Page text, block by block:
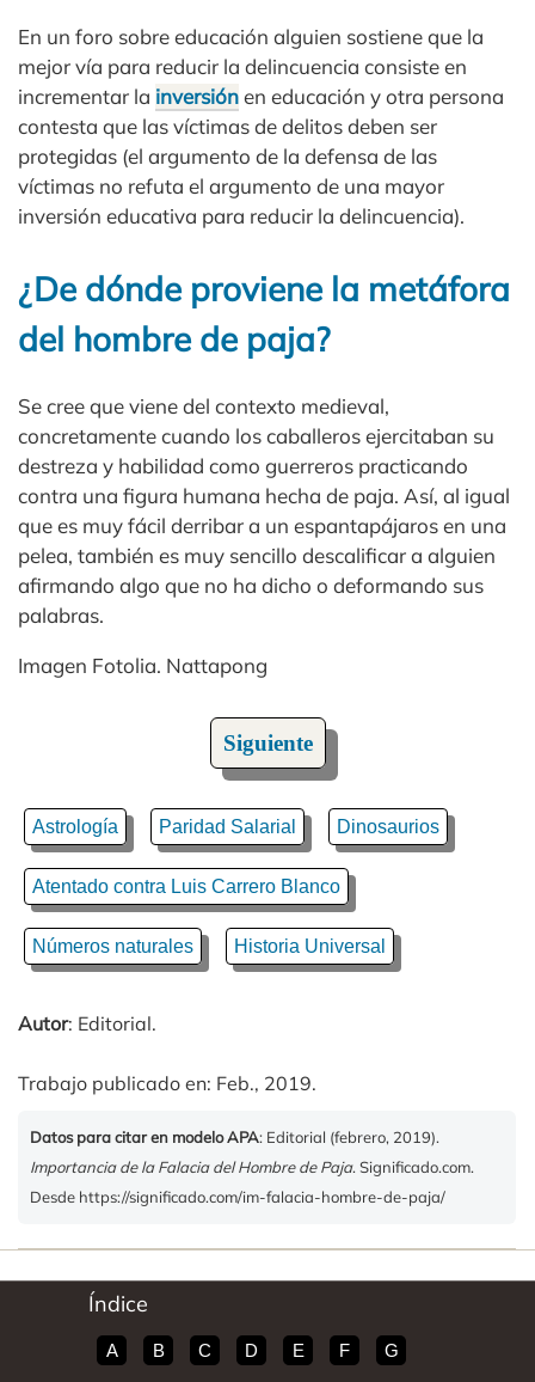
En un foro sobre educación alguien sostiene que la
mejor vía para reducir la delincuencia consiste en
incrementar la inversiónen educación y otra persona
contesta que las víctimas de delitos deben ser
protegidas (el argumento de la defensa de las
víctimas no refuta el argumento de una mayor
inversión educativa para reducir la delincuencia).
¿De dónde proviene la metáfora
del hombre de paja?
Se cree que viene del contexto medieval,
concretamente cuando los caballeros ejercitaban su
destreza y habilidad como guerreros practicando
contra una figura humana hecha de paja. Así, al igual
que es muy fácil derribar a un espantapájaros en una
pelea, también es muy sencillo descalificar a alguien
afirmando algo que no ha dicho o deformando sus
palabras.
Imagen Fotolia. Nattapong
Siguiente
Astrología Paridad Salarial Dinosaurios
Atentado contra Luis Carrero Blanco
Números naturales Historia Universal
Autor: Editorial.
Trabajo publicado en: Feb., 2019.
Datos para citar en modelo APA: Editorial (febrero, 2019).
Importancia de la Falacia del Hombre de Paja. Significado.com.
Desde https://significado.com/im-falacia-hombre-de-paja/
Índice
A B C D E F G